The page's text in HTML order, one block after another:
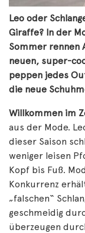
Leo oder
Giraffe? In der
Sommer rennen
neuen, super-
peppen jedes
die neue
Willkommen im
aus der Mode.
dieser Saison
weniger leisen
Kopf bis Fuß.
Konkurrenz
„falschen“
geschmeidig
überzeugen